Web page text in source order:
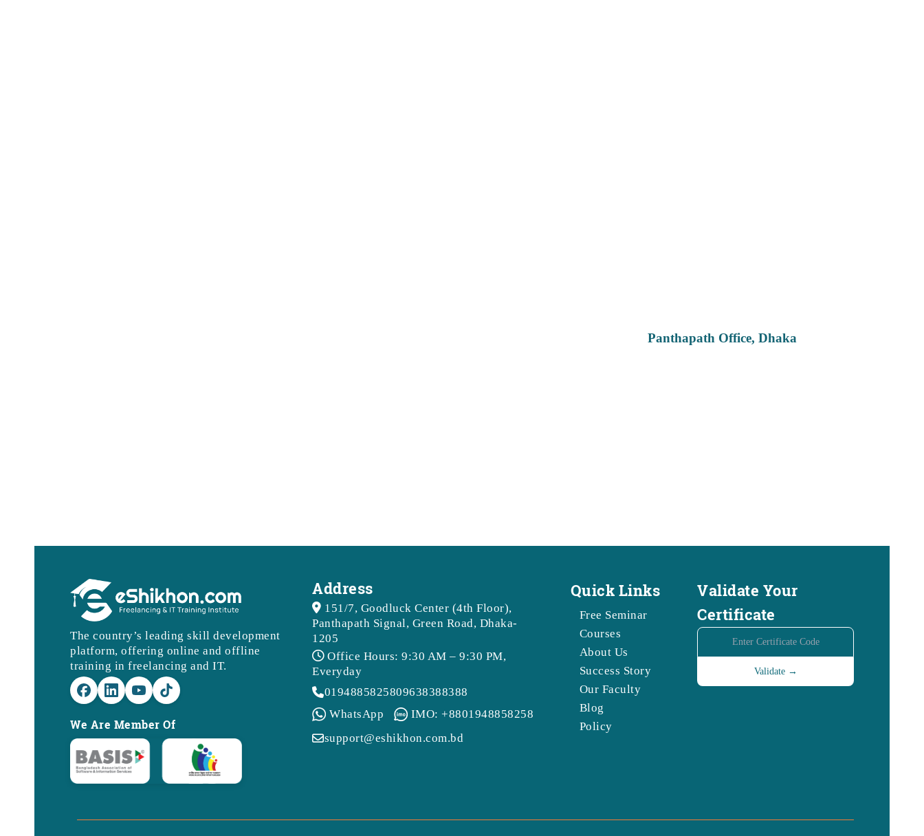
Panthapath Office, Dhaka
The country’s leading skill development
platform, offering online and offline
training in freelancing and IT.
We Are Member Of
Address
151/7, Goodluck Center (4th Floor),
Panthapath Signal, Green Road, Dhaka-
1205
Office Hours: 9:30 AM – 9:30 PM,
Everyday
0194885825809638388388
WhatsApp
IMO: +8801948858258
support@eshikhon.com.bd
Quick Links
Free Seminar
Courses
About Us
Success Story
Our Faculty
Blog
Policy
Validate Your
Certificate